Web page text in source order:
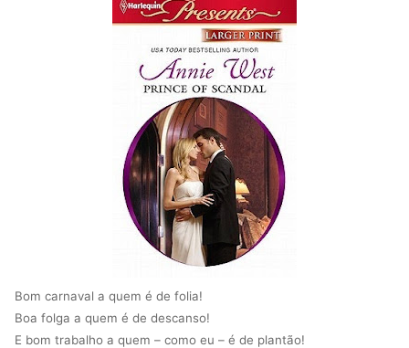
Bom carnaval a quem é de folia!
Boa folga a quem é de descanso!
E bom trabalho a quem – como eu – é de plantão!